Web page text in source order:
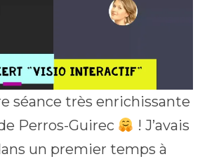
séance très enrichissante
Perros-Guirec
! J’avais
un premier temps à